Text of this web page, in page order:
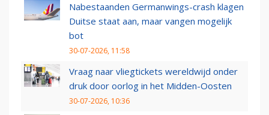
Nabestaanden Germanwings-crash klagen
Duitse staat aan, maar vangen mogelijk
bot
30-07-2026, 11:58
Vraag naar vliegtickets wereldwijd onder
druk door oorlog in het Midden-Oosten
30-07-2026, 10:36